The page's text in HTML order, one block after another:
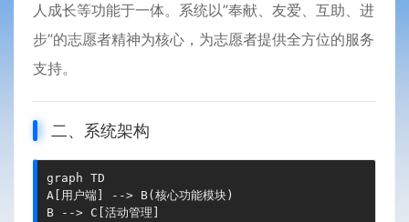
人成长等功能于一体。系统以”奉献、友爱、互助、进
步”的志愿者精神为核心，为志愿者提供全方位的服务
支持。
二、系统架构
graph TD
A[用户端] --> B(核心功能模块)
B --> C[活动管理]